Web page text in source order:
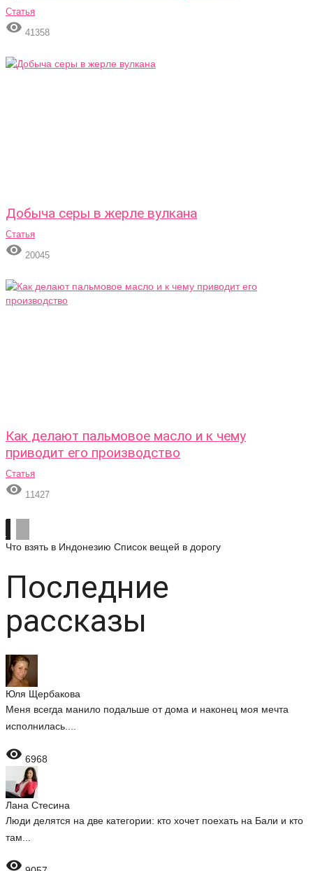
Статья
 41358
Добыча серы в жерле вулкана
Статья
 20045
Как делают пальмовое масло и к чему
приводит его производство
Статья
 11427
Что взять в Индонезию Список вещей в дорогу
Последние
рассказы
Юля Щербакова
Меня всегда манило подальше от дома и наконец моя мечта
исполнилась....
 6968
Лана Стесина
Люди делятся на две категории: кто хочет поехать на Бали и кто
там...
